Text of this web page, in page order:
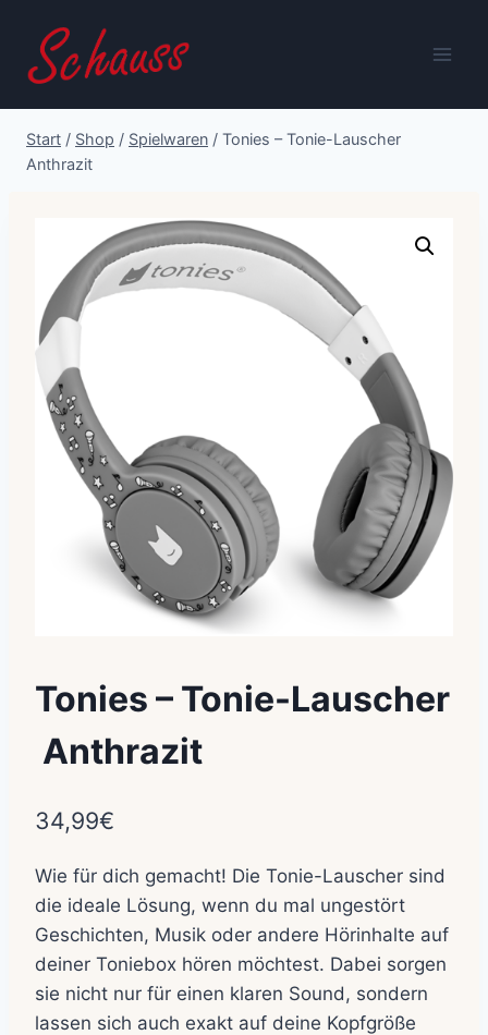
Inhalt
springen
Start / Shop / Spielwaren / Tonies – Tonie-Lauscher 
Anthrazit
Tonies – Tonie-Lauscher
 Anthrazit
34,99€
Wie für dich gemacht! Die Tonie-Lauscher sind
die ideale Lösung, wenn du mal ungestört
Geschichten, Musik oder andere Hörinhalte auf
deiner Toniebox hören möchtest. Dabei sorgen
sie nicht nur für einen klaren Sound, sondern
lassen sich auch exakt auf deine Kopfgröße